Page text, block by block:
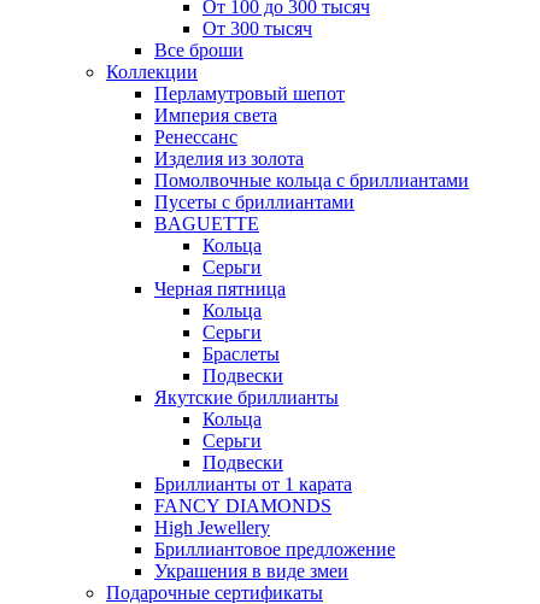
От 100 до 300 тысяч
От 300 тысяч
Все броши
Коллекции
Перламутровый шепот
Империя света
Ренессанс
Изделия из золота
Помолвочные кольца с бриллиантами
Пусеты с бриллиантами
BAGUETTE
Кольца
Серьги
Черная пятница
Кольца
Серьги
Браслеты
Подвески
Якутские бриллианты
Кольца
Серьги
Подвески
Бриллианты от 1 карата
FANCY DIAMONDS
High Jewellery
Бриллиантовое предложение
Украшения в виде змеи
Подарочные сертификаты